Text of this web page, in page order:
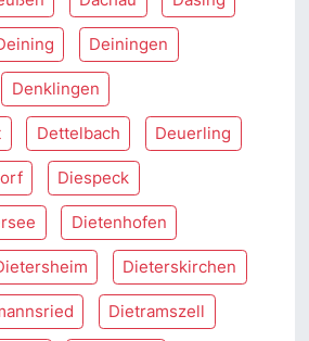
Deiningen
Denklingen
Dettelbach Deuerling
Diespeck
Dietenhofen
Dieterskirchen
Dietramszell